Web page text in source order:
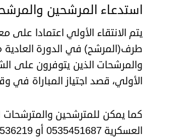
استدعاء المرشحين
يتم الانتقاء الأولي اعتمادا
طرف(المرشح) في الدورة العادية
والمرشحات الذين يتوفرون على
الأولي، قصد اجتياز المباراة في
كما يمكن للمترشحين والمترشحات